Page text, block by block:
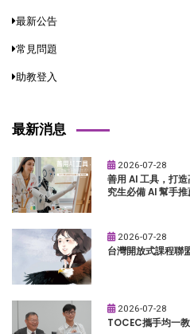
最新公告
常見問題
助教登入
最新消息
2026-07-28
善用 AI 工具，打
究生必備 AI 幫手
2026-07-28
台灣開放式課程聯
2026-07-28
TOCEC攜手均一